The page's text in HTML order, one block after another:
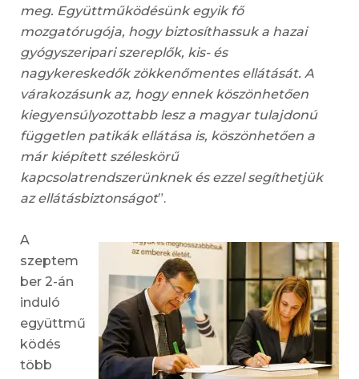
meg. Együttműködésünk egyik fő
mozgatórugója, hogy biztosíthassuk a hazai
gyógyszeripari szereplők, kis- és
nagykereskedők zökkenőmentes ellátását. A
várakozásunk az, hogy ennek köszönhetően
kiegyensúlyozottabb lesz a magyar tulajdonú
független patikák ellátása is, köszönhetően a
már kiépített széleskörű
kapcsolatrendszerünknek és ezzel segíthetjük
az ellátásbiztonságot”.
A
szeptem
ber 2-án
induló
együttmű
ködés
több